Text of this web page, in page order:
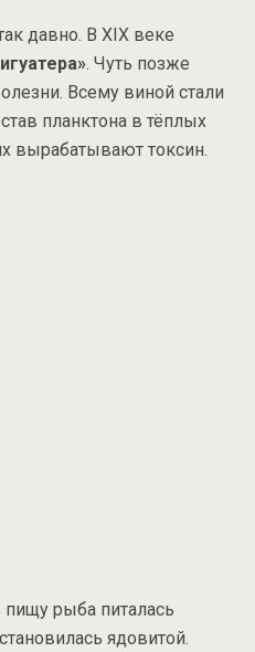
давно. В XIX веке
. Чуть позже
Всему виной стали
планктона в тёплых
вырабатывают токсин.
пищу рыба питалась
ядовитой.